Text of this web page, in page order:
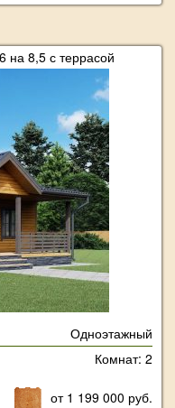
на 8,5 с террасой
Одноэтажный
Комнат: 2
от 1 199 000 руб.